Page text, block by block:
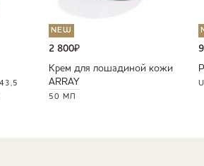
43,5
NEW
2 800₽
Крем для лошадиной кожи
ARRAY
50 МЛ